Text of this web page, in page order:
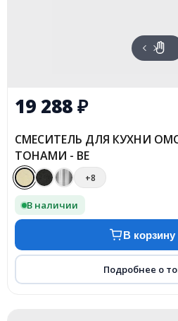
19 288₽
СМЕСИТЕЛЬ ДЛЯ КУХНИ
ТОНАМИ - BE
+8
В наличии
В корзину
Подробнее о